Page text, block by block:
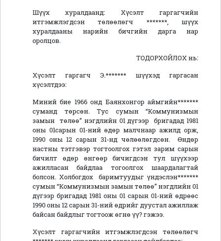
Шүүх хуралдаанд: Хүсэлт гаргагчийн
итгэмжлэгдсэн төлөөлөгч *******, шүүх
хуралдааны нарийн бичгийн дарга нар
оролцов.
ТОДОРХОЙЛОХ нь:
Хүсэлт гаргагч Э.******* шүүхэд гаргасан
хүсэлтдээ:
Миний бие 1966 онд Баянхонгор аймгийн*******
суманд төрсөн. Тус сумын “Коммунизмын
замын төлөө” нэгдлийн 01 дүгээр бригадад 1981
оны 01сарын 01-ний өдөр малчнаар ажилд орж,
1990 оны 12 сарын 31-нд чөлөөлөгдсөн. Өндөр
настны тэтгэвэр тогтоолгох гэтэл зарим сарын
бичилт өдөр өнгөөр бичигдсэн тул шүүхээр
ажилласан байдлаа тогоолгох шаардалагтай
болсон. Холбогдох баримтуудыг үндэслэн*******
сумын “Коммунизмын замын төлөө” нэгдлийн 01
дүгээр бригадад 1981 оны 01 сарын 01-ний өдрөөс
1990 оны 12 сарын 31-ний өдрийг дуустал ажиллаж
байсан байдлыг тогтоож өгнө үү? гэжээ.
Хүсэлт гаргагчийн итгэмжлэгдсэн төлөөлөгч